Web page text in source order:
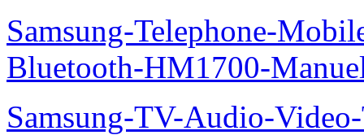
Samsung-Telephone-
Bluetooth-HM1700-
Samsung-TV-Audio-